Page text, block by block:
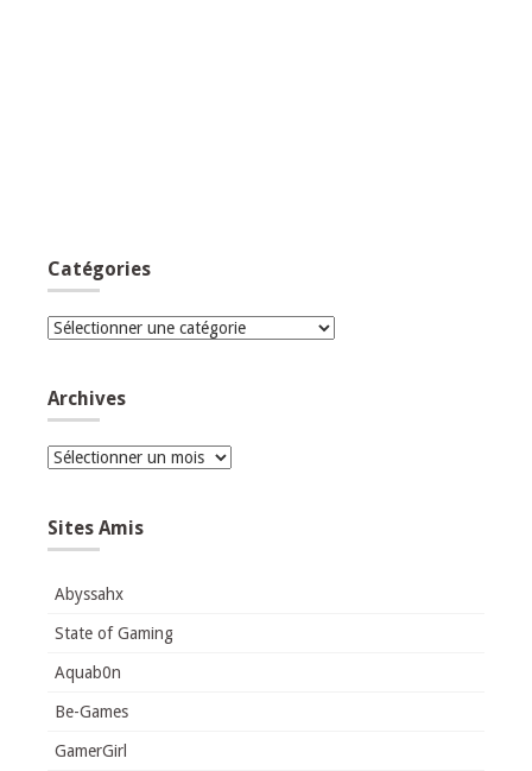
Catégories
Catégories
Archives
Archives
Sites Amis
Abyssahx
State of Gaming
Aquab0n
Be-Games
GamerGirl